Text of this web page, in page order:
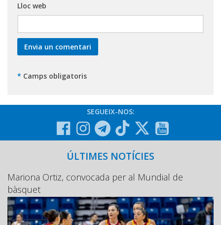
Lloc web
* Camps obligatoris
SEGUEIX-NOS:
ÚLTIMES NOTÍCIES
Mariona Ortiz, convocada per al Mundial de
bàsquet